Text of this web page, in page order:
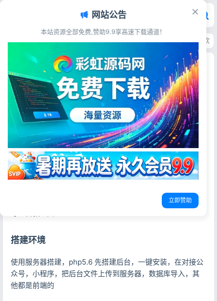
首页>源码资源>电子商务>啦啦外卖小程序源码41.8版 多端同城跑腿餐饮
啦啦外卖小程序源码41.8版 多端同城跑腿餐饮系统
彩虹源码网
2026-05-22 19阅读
源码简介
啦啦外卖小程序系统源码41.8版 该款带后台+顾客端+管理端
+配送端+商家端+前端+小程序端+APP端
小程序源码，支持，小程序，公众号 APP 支持 客户端，商家
么美团对接，红包，特价，好物，跑腿，蜂鸟，顺丰 闪送等
搭建环境
使用服务器搭建，php5.6 先搭建后台，一键安装，在对接公
众号，小程序，把后台文件上传到服务器，数据库导入，其
他都是前端的
网站公告
本站资源全部免费,赞助9.9享高速下载通道！
立即赞助